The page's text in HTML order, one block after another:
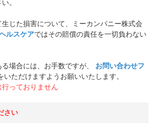
。
じた損害について、ミーカンパニー株式会
ルスケアではその賠償の責任を一切負わない
場合には、お手数ですが、
お問い合わせフ
いただけますようお願いいたします。
っておりません
さい